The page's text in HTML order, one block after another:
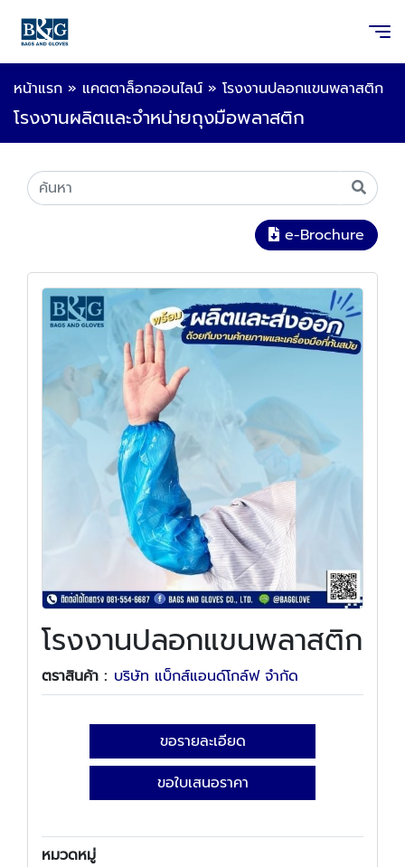
หน้าแรก » แคตตาล็อกออนไลน์ » โรงงานปลอกแขนพลาสติก
โรงงานผลิตและจำหน่ายถุงมือพลาสติก
e-Brochure
โรงงานปลอกแขนพลาสติก
ตราสินค้า : บริษัท แบ็กส์แอนด์โกล์ฟ จำกัด
ขอรายละเอียด
ขอใบเสนอราคา
หมวดหมู่